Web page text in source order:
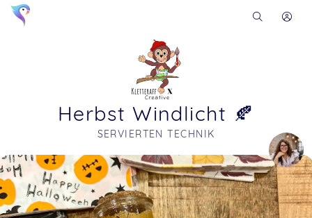
Herbst Windlicht 🍂
SERVIERTEN TECHNIK
Soon you will learn more about me here...